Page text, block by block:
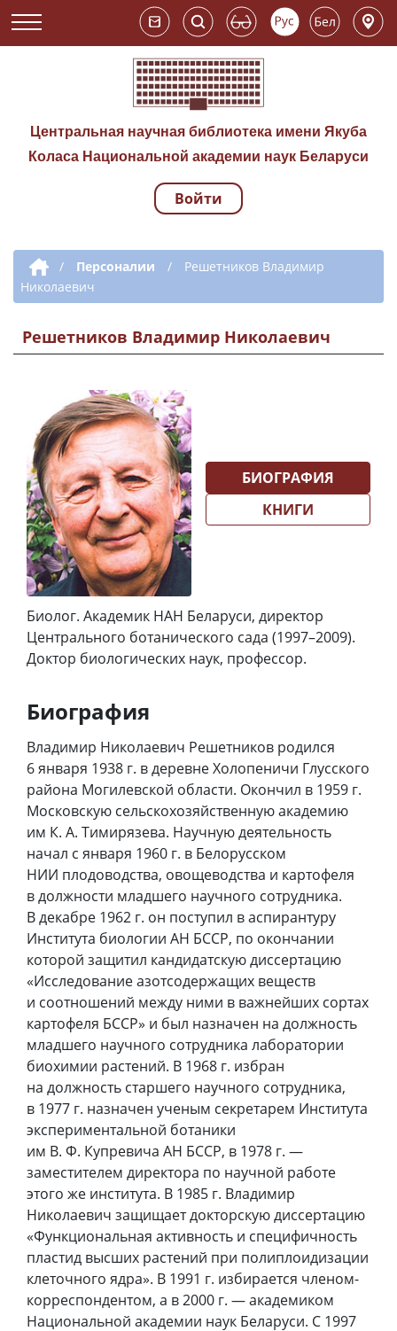
Центральная научная библиотека имени Якуба
Коласа Национальной академии наук Беларуси
Навигация по
Войти
Дополнительная навигация
/ Персоналии /
Решетников Владимир
Николаевич
Решетников Владимир Николаевич
Биолог. Академик НАН Беларуси, директор
Центрального ботанического сада (1997–2009).
Доктор биологических наук, профессор.
БИОГРАФИЯ
КНИГИ
Биография
Владимир Николаевич Решетников родился
6 января 1938 г. в деревне Холопеничи Глусского
района Могилевской области. Окончил в 1959 г.
Московскую сельскохозяйственную академию
им К. А. Тимирязева. Научную деятельность
начал с января 1960 г. в Белорусском
НИИ плодоводства, овощеводства и картофеля
в должности младшего научного сотрудника.
В декабре 1962 г. он поступил в аспирантуру
Института биологии АН БССР, по окончании
которой защитил кандидатскую диссертацию
«Исследование азотсодержащих веществ
и соотношений между ними в важнейших сортах
картофеля БССР» и был назначен на должность
младшего научного сотрудника лаборатории
биохимии растений. В 1968 г. избран
на должность старшего научного сотрудника,
в 1977 г. назначен ученым секретарем Института
экспериментальной ботаники
им В. Ф. Купревича АН БССР, в 1978 г. —
заместителем директора по научной работе
этого же института. В 1985 г. Владимир
Николаевич защищает докторскую диссертацию
«Функциональная активность и специфичность
пластид высших растений при полиплоидизации
клеточного ядра». В 1991 г. избирается членом-
корреспондентом, а в 2000 г. — академиком
Национальной академии наук Беларуси. С 1997